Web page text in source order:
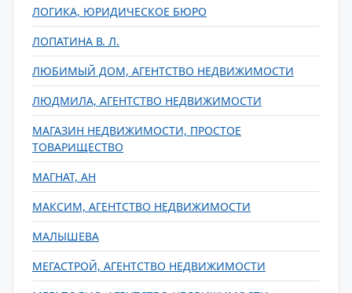
ЛОГИКА, ЮРИДИЧЕСКОЕ БЮРО
ЛОПАТИНА В. Л.
ЛЮБИМЫЙ ДОМ, АГЕНТСТВО НЕДВИЖИМОСТИ
ЛЮДМИЛА, АГЕНТСТВО НЕДВИЖИМОСТИ
МАГАЗИН НЕДВИЖИМОСТИ, ПРОСТОЕ
ТОВАРИЩЕСТВО
МАГНАТ, АН
МАКСИМ, АГЕНТСТВО НЕДВИЖИМОСТИ
МАЛЫШЕВА
МЕГАСТРОЙ, АГЕНТСТВО НЕДВИЖИМОСТИ